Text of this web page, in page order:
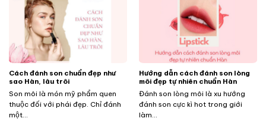
Cách đánh son chuẩn đẹp như
sao Hàn, lâu trôi
Son môi là món mỹ phẩm quen
thuộc đối với phái đẹp. Chỉ đánh
một...
Hướng dẫn cách đánh son lòng
môi đẹp tự nhiên chuẩn Hàn
Đánh son lòng môi là xu hướng
đánh son cực kì hot trong giới
làm...